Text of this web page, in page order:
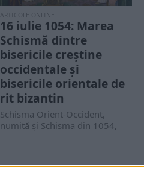
ARTICOLE ONLINE
16 iulie 1054: Marea
Schismă dintre
bisericile creștine
occidentale și
bisericile orientale de
rit bizantin
Schisma Orient-Occident,
numită și Schisma din 1054,